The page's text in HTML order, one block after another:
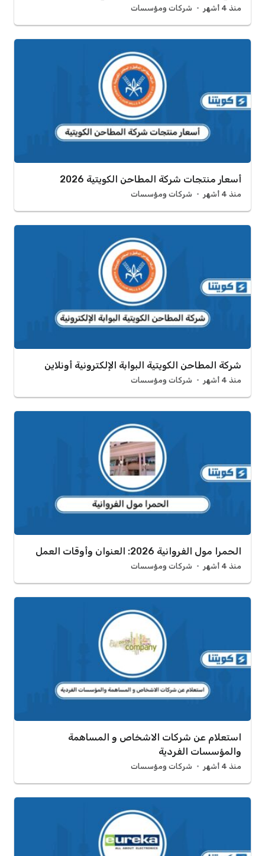
منذ 4 أشهر شركات ومؤسسات
أسعار منتجات شركة المطاحن الكويتية 2026
منذ 4 أشهر شركات ومؤسسات
شركة المطاحن الكويتية البوابة الإلكترونية أونلاين
منذ 4 أشهر شركات ومؤسسات
الحمرا مول الفروانية 2026: العنوان وأوقات العمل
منذ 4 أشهر شركات ومؤسسات
استعلام عن شركات الاشخاص و المساهمة
والمؤسسات الفردية
منذ 4 أشهر شركات ومؤسسات